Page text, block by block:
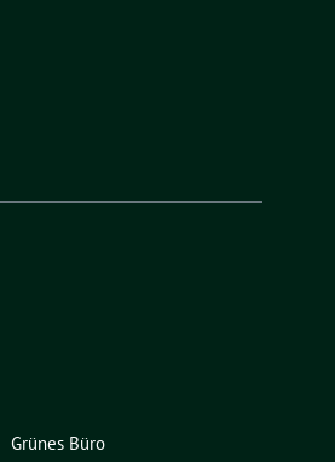
Grünes Büro